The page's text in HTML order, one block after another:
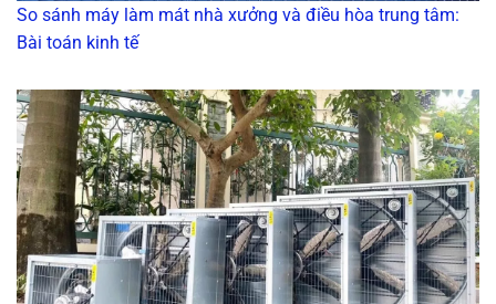
So sánh máy làm mát nhà xưởng và điều hòa trung tâm:
Bài toán kinh tế